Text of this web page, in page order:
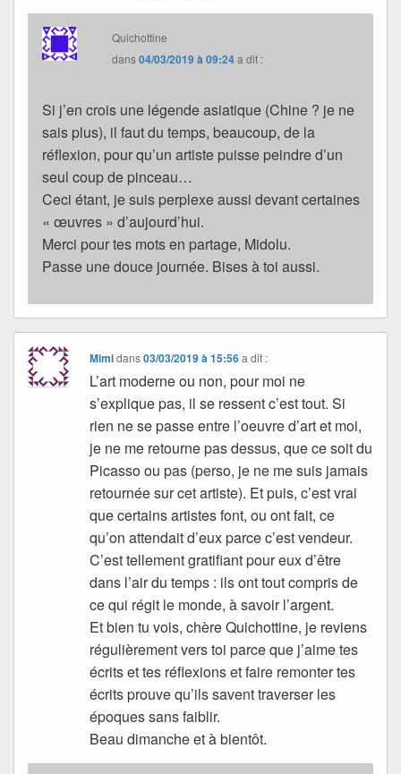
Quichottine
dans04/03/2019 à 09:24a dit :
Si j’en crois une légende asiatique (Chine ? je ne
sais plus), il faut du temps, beaucoup, de la
réflexion, pour qu’un artiste puisse peindre d’un
seul coup de pinceau…
Ceci étant, je suis perplexe aussi devant certaines
« œuvres » d’aujourd’hui.
Merci pour tes mots en partage, Midolu.
Passe une douce journée. Bises à toi aussi.
Mimidans03/03/2019 à 15:56 a dit :
L’art moderne ou non, pour moi ne
s’explique pas, il se ressent c’est tout. Si
rien ne se passe entre l’oeuvre d’art et moi,
je ne me retourne pas dessus, que ce soit du
Picasso ou pas (perso, je ne me suis jamais
retournée sur cet artiste). Et puis, c’est vrai
que certains artistes font, ou ont fait, ce
qu’on attendait d’eux parce c’est vendeur.
C’est tellement gratifiant pour eux d’être
dans l’air du temps : ils ont tout compris de
ce qui régit le monde, à savoir l’argent.
Et bien tu vois, chère Quichottine, je reviens
régulièrement vers toi parce que j’aime tes
écrits et tes réflexions et faire remonter tes
écrits prouve qu’ils savent traverser les
époques sans faiblir.
Beau dimanche et à bientôt.